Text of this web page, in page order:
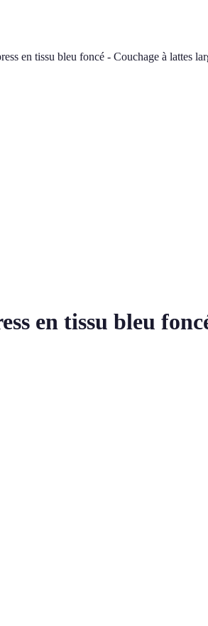
en tissu bleu foncé - Couchage à lattes
en tissu bleu